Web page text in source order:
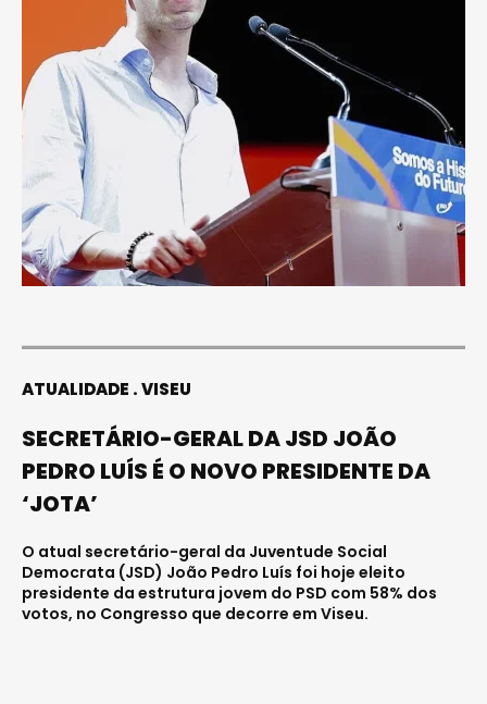
ATUALIDADE VISEU
SECRETÁRIO-GERAL DA JSD JOÃO
PEDRO LUÍS É O NOVO PRESIDENTE DA
‘JOTA’
O atual secretário-geral da Juventude Social
Democrata (JSD) João Pedro Luís foi hoje eleito
presidente da estrutura jovem do PSD com 58% dos
votos, no Congresso que decorre em Viseu.